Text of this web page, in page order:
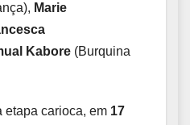
Marie
Kabore (Burquina
etapa carioca, em 17